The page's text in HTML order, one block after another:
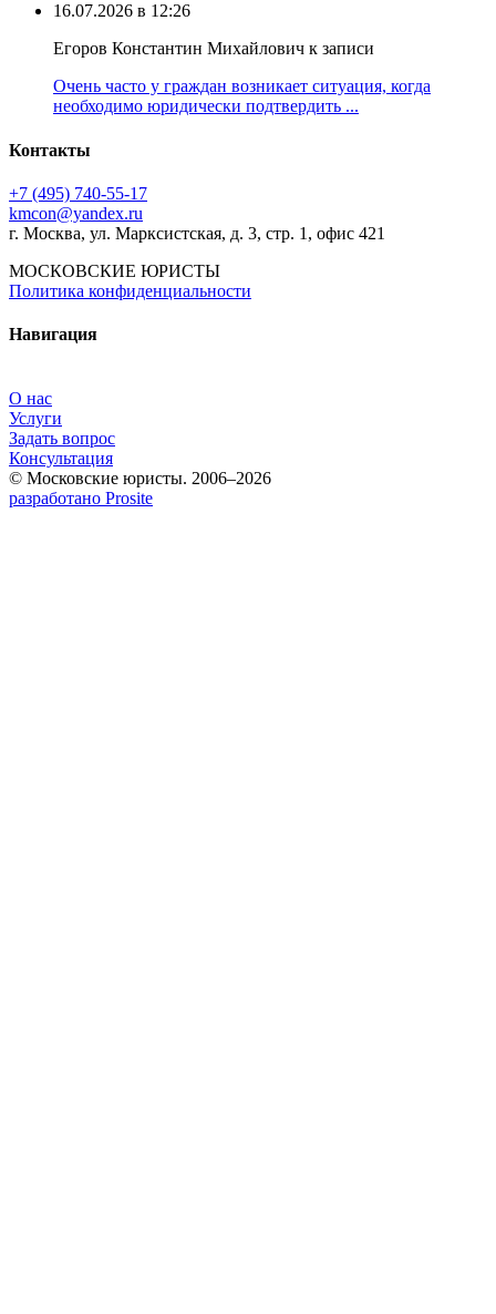
16.07.2026 в 12:26
Егоров Константин Михайлович к записи
Очень часто у граждан возникает ситуация, когда
необходимо юридически подтвердить ...
Контакты
+7 (495) 740‑55‑17
kmcon@yandex.ru
г. Москва, ул. Марксистская, д. 3, стр. 1, офис 421
МОСКОВСКИЕ ЮРИСТЫ
Политика конфиденциальности
Навигация
О нас
Услуги
Задать вопрос
Консультация
© Московские юристы. 2006–2026
разработано Prosite